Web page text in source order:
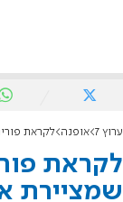
ערוץ 7 אופנה לקראת
לקראת
שמציירת